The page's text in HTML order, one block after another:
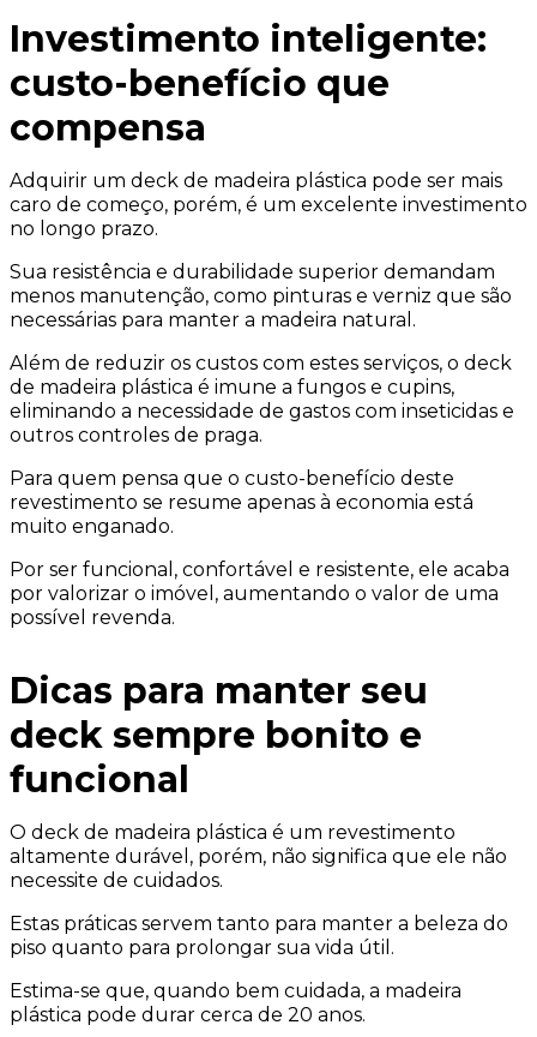
Investimento inteligente:
custo-benefício que
compensa
Adquirir um deck de madeira plástica pode ser mais
caro de começo, porém, é um excelente investimento
no longo prazo.
Sua resistência e durabilidade superior demandam
menos manutenção, como pinturas e verniz que são
necessárias para manter a madeira natural.
Além de reduzir os custos com estes serviços, o deck
de madeira plástica é imune a fungos e cupins,
eliminando a necessidade de gastos com inseticidas e
outros controles de praga.
Para quem pensa que o custo-benefício deste
revestimento se resume apenas à economia está
muito enganado.
Por ser funcional, confortável e resistente, ele acaba
por valorizar o imóvel, aumentando o valor de uma
possível revenda.
Dicas para manter seu
deck sempre bonito e
funcional
O deck de madeira plástica é um revestimento
altamente durável, porém, não significa que ele não
necessite de cuidados.
Estas práticas servem tanto para manter a beleza do
piso quanto para prolongar sua vida útil.
Estima-se que, quando bem cuidada, a madeira
plástica pode durar cerca de 20 anos.